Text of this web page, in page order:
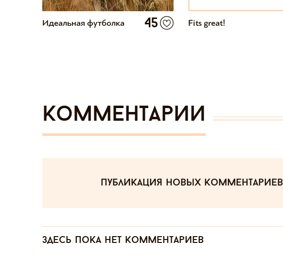
Идеальная футболка 45 Fits great!
Комментарии
публикация новых комментариев
Здесь пока нет комментариев